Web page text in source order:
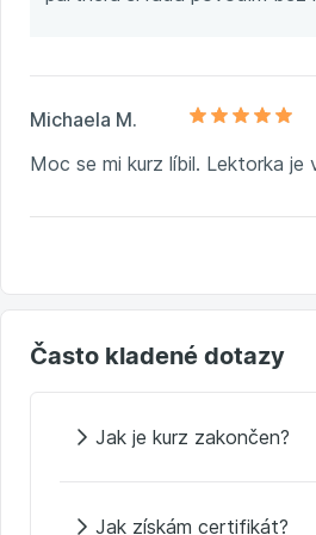
Michaela M.
Moc se mi kurz líbil. Lektorka je
Často kladené dotazy
Jak je kurz zakončen?
Jak získám certifikát?